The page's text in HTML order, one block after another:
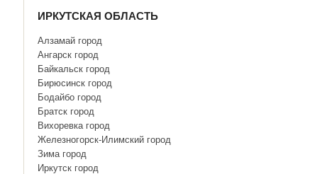
ИРКУТСКАЯ ОБЛАСТЬ
Алзамай город
Ангарск город
Байкальск город
Бирюсинск город
Бодайбо город
Братск город
Вихоревка город
Железногорск-Илимский город
Зима город
Иркутск город